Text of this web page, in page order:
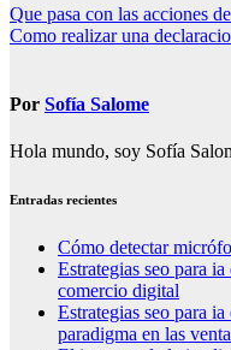
Navegación
de
Que pasa con las acciones
Como realizar una
Por Sofía Salome
Hola mundo, soy Sofía
Entradas recientes
Cómo detectar
Estrategias seo para
comercio digital
Estrategias seo para
paradigma en las